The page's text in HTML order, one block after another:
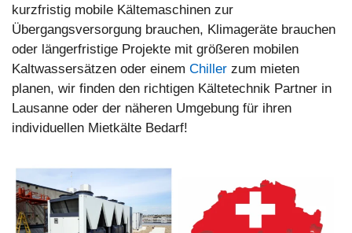
kurzfristig mobile Kältemaschinen zur
Übergangsversorgung brauchen, Klimageräte brauchen
oder längerfristige Projekte mit größeren mobilen
Kaltwassersätzen oder einem Chiller zum mieten
planen, wir finden den richtigen Kältetechnik Partner in
Lausanne oder der näheren Umgebung für ihren
individuellen Mietkälte Bedarf!